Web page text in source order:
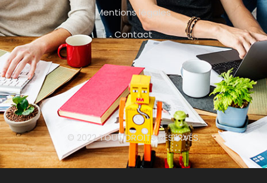
Mentions légales
Contact
© 2022 TOUT DROITS RÉSERVÉS.